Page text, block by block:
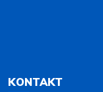
KONTAKT